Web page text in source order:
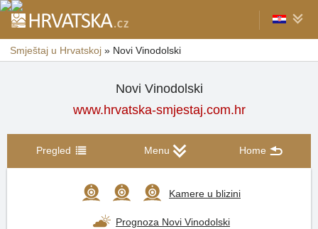
Smještaj u Hrvatskoj » Novi Vinodolski
Novi Vinodolski
www.hrvatska-smjestaj.com.hr
Pregled Menu Home
Kamere u blizini
Prognoza Novi Vinodolski